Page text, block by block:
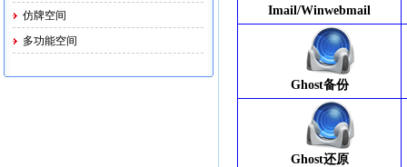
仿牌空间
多功能空间
Imail/Winwebmail
Ghost备份
Ghost还原